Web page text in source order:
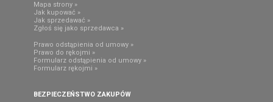
Mapa strony »
Jak kupować »
Jak sprzedawać »
Zgłoś się jako sprzedawca »
Prawo odstąpienia od umowy »
Prawo do rękojmi »
Formularz odstąpienia od umowy »
Formularz rękojmi »
BEZPIECZEŃSTWO ZAKUPÓW